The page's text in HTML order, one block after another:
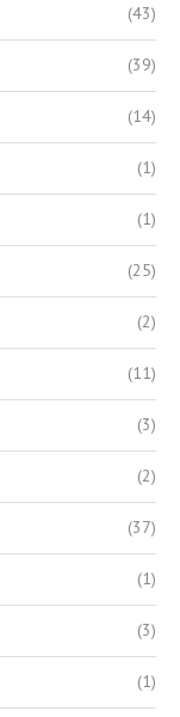
(43)
(39)
(14)
(1)
(1)
(25)
(2)
(11)
(3)
(2)
(37)
(1)
(3)
(1)